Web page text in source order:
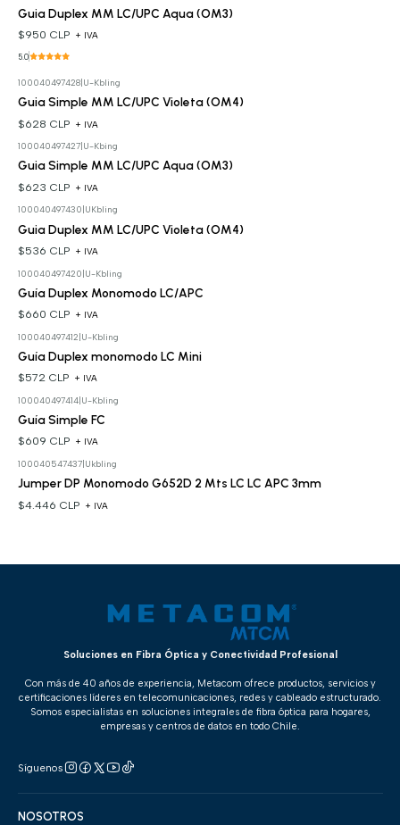
Guia Duplex MM LC/UPC Aqua (OM3)
$950 CLP + IVA
5.0
100040497428| U-Kbling
Guia Simple MM LC/UPC Violeta (OM4)
$628 CLP + IVA
100040497427| U-Kbing
Guia Simple MM LC/UPC Aqua (OM3)
$623 CLP + IVA
100040497430 UKbling
Guia Duplex MM LC/UPC Violeta (OM4)
$536 CLP + IVA
100040497420 U-Kbling
Guía Duplex Monomodo LC/APC
$660 CLP + IVA
100040497412 U-Kbling
Guía Duplex monomodo LC Mini
$572 CLP + IVA
100040497414| U-Kbling
Guía Simple FC
$609 CLP + IVA
100040547437| Ukbling
Jumper DP Monomodo G652D 2 Mts LC LC APC 3mm
$4.446 CLP + IVA
Soluciones en Fibra Óptica y Conectividad Profesional
Con más de 40 años de experiencia, Metacom ofrece productos, servicios y
certificaciones líderes en telecomunicaciones, redes y cableado estructurado.
Somos especialistas en soluciones integrales de fibra óptica para hogares,
empresas y centros de datos en todo Chile.
Síguenos
NOSOTROS